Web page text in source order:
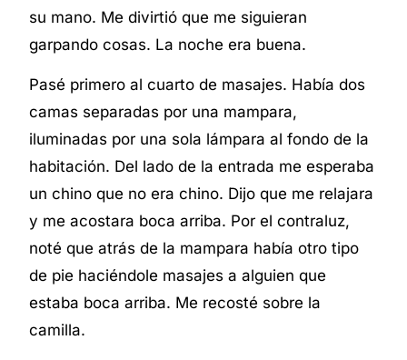
su mano. Me divirtió que me siguieran
garpando cosas. La noche era buena.
Pasé primero al cuarto de masajes. Había dos
camas separadas por una mampara,
iluminadas por una sola lámpara al fondo de la
habitación. Del lado de la entrada me esperaba
un chino que no era chino. Dijo que me relajara
y me acostara boca arriba. Por el contraluz,
noté que atrás de la mampara había otro tipo
de pie haciéndole masajes a alguien que
estaba boca arriba. Me recosté sobre la
camilla.